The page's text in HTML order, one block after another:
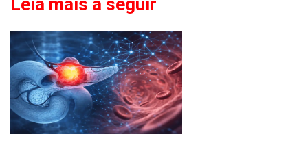
Leia mais a seguir